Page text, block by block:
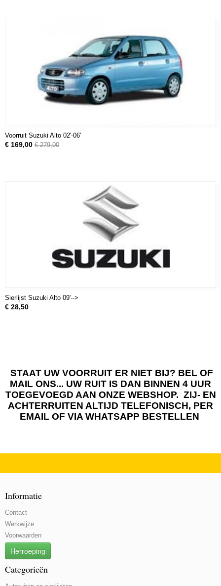
Voorruit Suzuki Alto 02'-06'
€ 169,00 € 279,00
Sierlijst Suzuki Alto 09'-->
€ 28,50
STAAT UW VOORRUIT ER NIET BIJ? BEL OF
MAIL ONS... UW RUIT IS DAN BINNEN 4 UUR
TOEGEVOEGD AAN ONZE WEBSHOP. ZIJ- EN
ACHTERRUITEN ALTIJD TELEFONISCH, PER
EMAIL OF VIA WHATSAPP BESTELLEN
Informatie
Contact
Werkwijze
Voorwaarden
Herroeping
Categorieën